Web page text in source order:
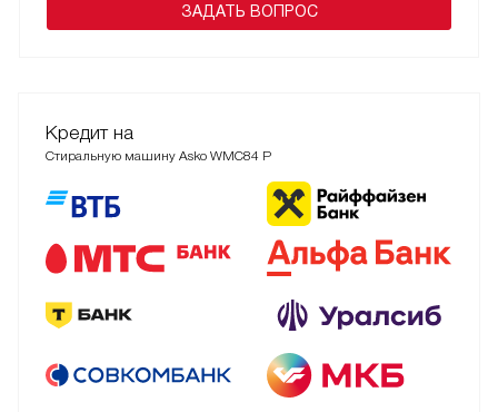
ЗАДАТЬ ВОПРОС
Кредит на
Стиральную машину Asko WMC84 P